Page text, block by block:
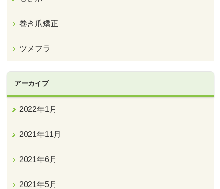
巻き爪矯正
ツメフラ
アーカイブ
2022年1月
2021年11月
2021年6月
2021年5月